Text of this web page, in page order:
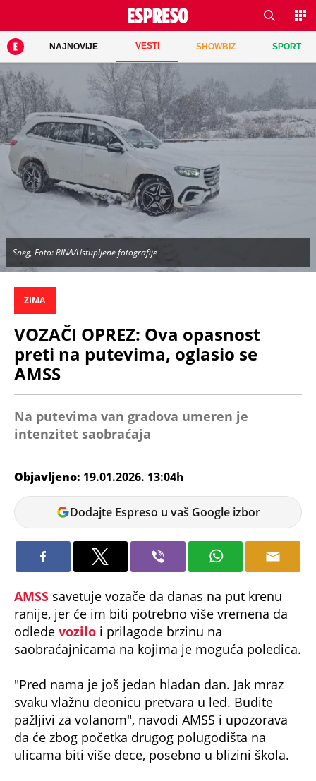
NAJNOVIJE VESTI SHOWBIZ SPORT
Sneg, Foto: RINA/Ustupljene fotografije
ZIMA
VOZAČI OPREZ: Ova opasnost
preti na putevima, oglasio se
AMSS
Na putevima van gradova umeren je
intenzitet saobraćaja
Objavljeno: 19.01.2026. 13:04h
Miloš
DojčinovićDodajte Espreso u vaš Google izbor
AMSS savetuje vozače da danas na put krenu
ranije, jer će im biti potrebno više vremena da
odlede vozilo i prilagode brzinu na
saobraćajnicama na kojima je moguća poledica.
"Pred nama je još jedan hladan dan. Jak mraz
svaku vlažnu deonicu pretvara u led. Budite
pažljivi za volanom", navodi AMSS i upozorava
da će zbog početka drugog polugodišta na
ulicama biti više dece, posebno u blizini škola.